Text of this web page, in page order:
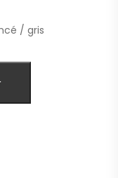
/ gris